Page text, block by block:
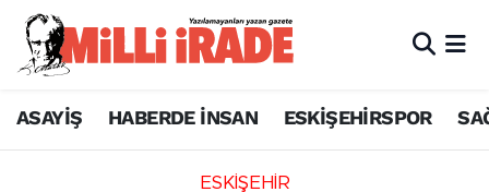
ASAYİŞ HABERDE İNSAN ESKİŞEHİRSPOR
ESKİŞEHİR